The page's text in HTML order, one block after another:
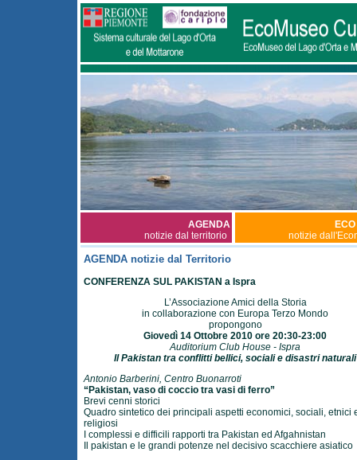
AGENDA
notizie dal territorio
notizie
AGENDA notizie dal Territorio
CONFERENZA SUL PAKISTAN a Ispra
L’Associazione Amici della Storia
in collaborazione con Europa Terzo Mondo
propongono
Giovedì 14 Ottobre 2010 ore 20:30-23:00
Auditorium Club House - Ispra
Il Pakistan tra conflitti bellici, sociali e disastri naturali
Antonio Barberini, Centro Buonarroti
“Pakistan, vaso di coccio tra vasi di ferro”
Brevi cenni storici
Quadro sintetico dei principali aspetti economici, sociali, etnici
religiosi
I complessi e difficili rapporti tra Pakistan ed Afgahnistan
Il pakistan e le grandi potenze nel decisivo scacchiere asiatico